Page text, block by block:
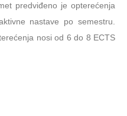
predviđeno je opterećenja
nastave po semestru.
nosi od 6 do 8 ECTS